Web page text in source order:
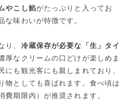
やこし餡がたっぷりと入ってお
な味わいが特徴です。
り、 冷蔵保存が必要な「生」タイ
厚なクリームの口どけが楽しめま
にも観光客にも親しまれており、
物としても喜ばれます。食べ頃は
費期限内）が推奨されます。